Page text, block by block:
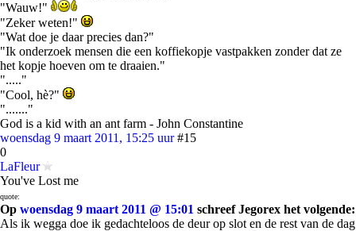
"Wauw!"
"Zeker weten!"
"Wat doe je daar precies dan?"
"Ik onderzoek mensen die een koffiekopje vastpakken zonder dat ze
het kopje hoeven om te draaien."
"....."
"Cool, hè?"
"......."
God is a kid with an ant farm - John Constantine
woensdag 9 maart 2011, 15:25 uur #15
0
LaFleur
You've Lost me
quote:
Op woensdag 9 maart 2011 @ 15:01 schreef Jegorex het volgende:
Als ik wegga doe ik gedachteloos de deur op slot en de rest van de dag